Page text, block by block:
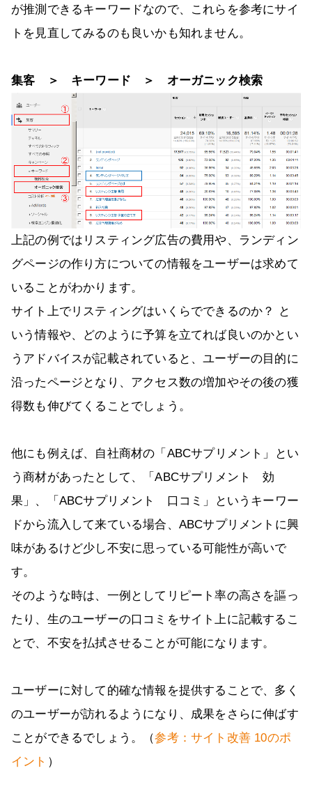
が推測できるキーワードなので、これらを参考にサイ
トを見直してみるのも良いかも知れません。
集客 ＞ キーワード ＞ オーガニック検索
上記の例ではリスティング広告の費用や、ランディン
グページの作り方についての情報をユーザーは求めて
いることがわかります。
サイト上でリスティングはいくらでできるのか？ と
いう情報や、どのように予算を立てれば良いのかとい
うアドバイスが記載されていると、ユーザーの目的に
沿ったページとなり、アクセス数の増加やその後の獲
得数も伸びてくることでしょう。
他にも例えば、自社商材の「ABCサプリメント」とい
う商材があったとして、「ABCサプリメント 効
果」、「ABCサプリメント 口コミ」というキーワー
ドから流入して来ている場合、ABCサプリメントに興
味があるけど少し不安に思っている可能性が高いで
す。
そのような時は、一例としてリピート率の高さを謳っ
たり、生のユーザーの口コミをサイト上に記載するこ
とで、不安を払拭させることが可能になります。
ユーザーに対して的確な情報を提供することで、多く
のユーザーが訪れるようになり、成果をさらに伸ばす
ことができるでしょう。（参考：サイト改善 10のポ
イント ）